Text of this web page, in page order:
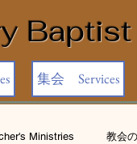
集会 Services
Ministries 教会